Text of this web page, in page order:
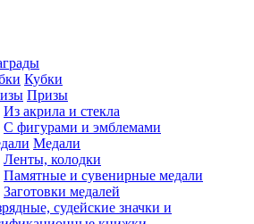
Кубки
Призы
Из акрила и стекла
С фигурами и эмблемами
Медали
Ленты, колодки
Памятные и сувенирные медали
Заготовки медалей